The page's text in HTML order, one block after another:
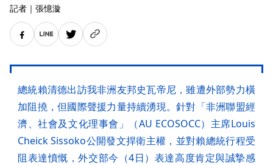
記者 ｜ 張憶漩
總統賴清德出訪我非洲友邦史瓦帝尼，雖遭外部勢力橫
加阻撓，但國際聲援力量持續湧現。針對「非洲聯盟經
濟、社會及文化理事會」（AU ECOSOCC）主席Louis
Cheick Sissoko公開發文捍衛主權，並對賴總統行程受
阻表達憤慨，外交部今（4日）表達高度肯定與誠摯感